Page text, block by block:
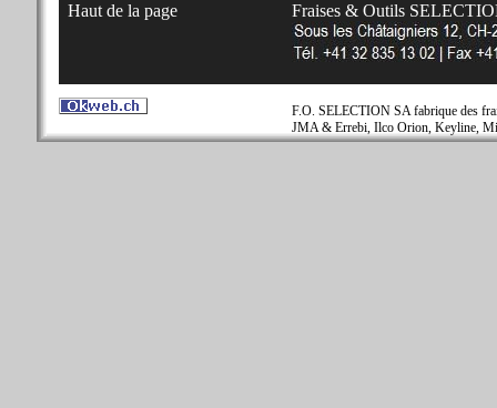
Haut de la page Fraises & Outils
F.O. SELECTION SA fabrique des
JMA & Errebi, Ilco Orion, Keyline,